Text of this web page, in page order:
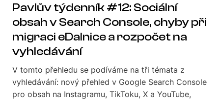
Pavlův týdenník #12: Sociální
obsah v Search Console, chyby při
migraci eDalnice a rozpočet na
vyhledávání
V tomto přehledu se podíváme na tři témata z
vyhledávání: nový přehled v Google Search Console
pro obsah na Instagramu, TikToku, X a YouTube,